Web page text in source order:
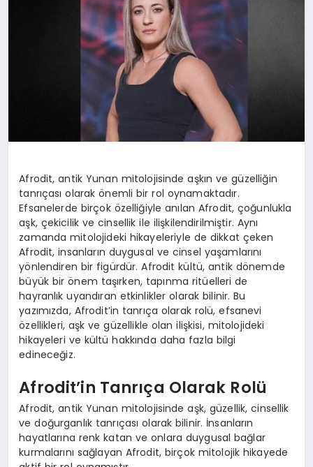
HESAPLAMALAR
Afrodit, antik Yunan mitolojisinde aşkın ve güzelliğin
tanrıçası olarak önemli bir rol oynamaktadır.
Efsanelerde birçok özelliğiyle anılan Afrodit, çoğunlukla
aşk, çekicilik ve cinsellik ile ilişkilendirilmiştir. Aynı
zamanda mitolojideki hikayeleriyle de dikkat çeken
Afrodit, insanların duygusal ve cinsel yaşamlarını
yönlendiren bir figürdür. Afrodit kültü, antik dönemde
büyük bir önem taşırken, tapınma ritüelleri de
hayranlık uyandıran etkinlikler olarak bilinir. Bu
yazımızda, Afrodit’in tanrıça olarak rolü, efsanevi
özellikleri, aşk ve güzellikle olan ilişkisi, mitolojideki
hikayeleri ve kültü hakkında daha fazla bilgi
edineceğiz.
Afrodit’in Tanrıça Olarak Rolü
Afrodit, antik Yunan mitolojisinde aşk, güzellik, cinsellik
ve doğurganlık tanrıçası olarak bilinir. İnsanların
hayatlarına renk katan ve onlara duygusal bağlar
kurmalarını sağlayan Afrodit, birçok mitolojik hikayede